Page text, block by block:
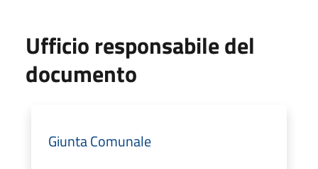
Ufficio responsabile del
documento
Giunta Comunale